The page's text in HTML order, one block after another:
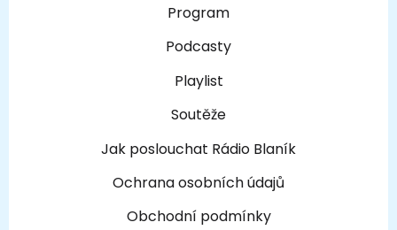
Program
Podcasty
Playlist
Soutěže
Jak poslouchat Rádio Blaník
Ochrana osobních údajů
Obchodní podmínky